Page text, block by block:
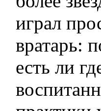
играл
есть ли